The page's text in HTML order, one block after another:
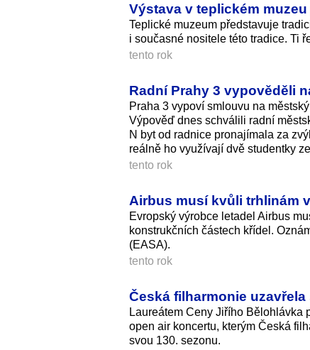
Výstava v teplickém
Teplické muzeum představuje
i současné nositele této tradice. Ti
tento rok
Radní Prahy 3 vypověděli
Praha 3 vypoví smlouvu na
Výpověď dnes schválili radní
N byt od radnice pronajímala za
reálně ho využívají dvě studentky
tento rok
Airbus musí kvůli trhlinám
Evropský výrobce letadel Airbus
konstrukčních částech křídel.
(EASA).
tento rok
Česká filharmonie
Laureátem Ceny Jiřího Bělohlávka
open air koncertu, kterým Česká
svou 130. sezonu.